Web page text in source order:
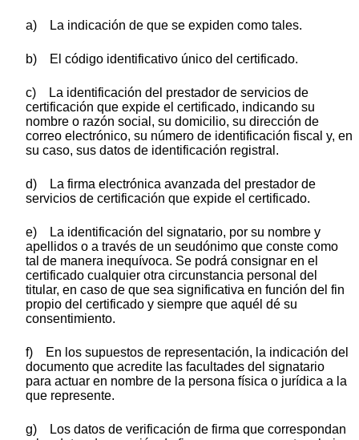
a) La indicación de que se expiden como tales.
b) El código identificativo único del certificado.
c) La identificación del prestador de servicios de
certificación que expide el certificado, indicando su
nombre o razón social, su domicilio, su dirección de
correo electrónico, su número de identificación fiscal y, en
su caso, sus datos de identificación registral.
d) La firma electrónica avanzada del prestador de
servicios de certificación que expide el certificado.
e) La identificación del signatario, por su nombre y
apellidos o a través de un seudónimo que conste como
tal de manera inequívoca. Se podrá consignar en el
certificado cualquier otra circunstancia personal del
titular, en caso de que sea significativa en función del fin
propio del certificado y siempre que aquél dé su
consentimiento.
f) En los supuestos de representación, la indicación del
documento que acredite las facultades del signatario
para actuar en nombre de la persona física o jurídica a la
que represente.
g) Los datos de verificación de firma que correspondan